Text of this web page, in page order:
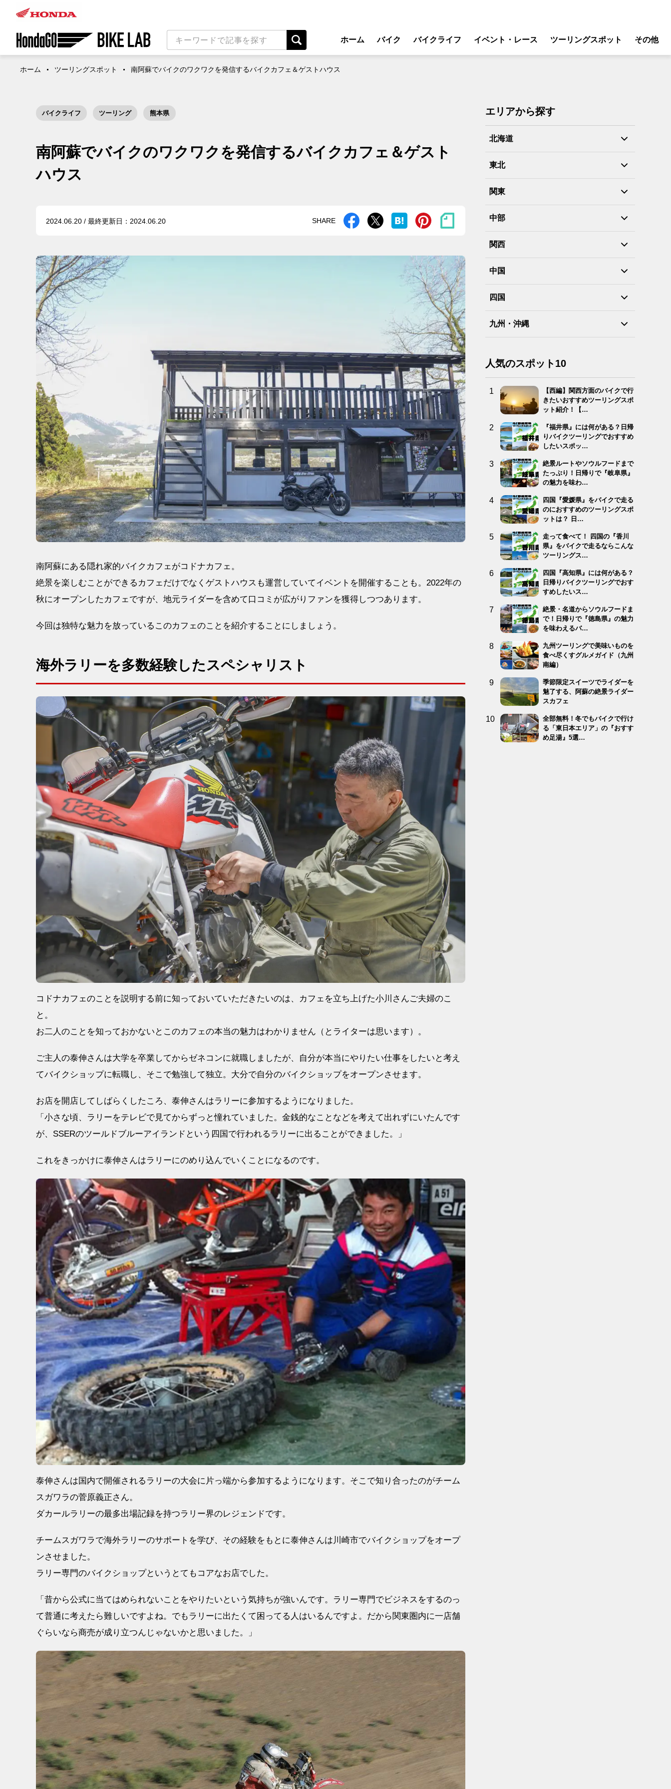
ホーム バイク
ビジネス
バイクライフ
レンタルバイク
イベント・レース ツーリングスポット その他
ホーム ツーリングスポット 南阿蘇でバイクのワクワクを発信するバイクカフェ＆ゲストハウス
バイクライフ ツーリング 熊本県
南阿蘇でバイクのワクワクを発信するバイクカフェ＆ゲスト
ハウス
2024.06.20 / 最終更新日：2024.06.20 SHARE
南阿蘇にある隠れ家的バイクカフェがコドナカフェ。
絶景を楽しむことができるカフェだけでなくゲストハウスも運営していてイベントを開催することも。2022年の
秋にオープンしたカフェですが、地元ライダーを含めて口コミが広がりファンを獲得しつつあります。
今回は独特な魅力を放っているこのカフェのことを紹介することにしましょう。
海外ラリーを多数経験したスペシャリスト
コドナカフェのことを説明する前に知っておいていただきたいのは、カフェを立ち上げた小川さんご夫婦のこ
と。
お二人のことを知っておかないとこのカフェの本当の魅力はわかりません（とライターは思います）。
ご主人の泰伸さんは大学を卒業してからゼネコンに就職しましたが、自分が本当にやりたい仕事をしたいと考え
てバイクショップに転職し、そこで勉強して独立。大分で自分のバイクショップをオープンさせます。
お店を開店してしばらくしたころ、泰伸さんはラリーに参加するようになりました。
「小さな頃、ラリーをテレビで見てからずっと憧れていました。金銭的なことなどを考えて出れずにいたんです
が、SSERのツールドブルーアイランドという四国で行われるラリーに出ることができました。」
これをきっかけに泰伸さんはラリーにのめり込んでいくことになるのです。
泰伸さんは国内で開催されるラリーの大会に片っ端から参加するようになります。そこで知り合ったのがチーム
スガワラの菅原義正さん。
ダカールラリーの最多出場記録を持つラリー界のレジェンドです。
チームスガワラで海外ラリーのサポートを学び、その経験をもとに泰伸さんは川崎市でバイクショップをオープ
ンさせました。
ラリー専門のバイクショップというとてもコアなお店でした。
「昔から公式に当てはめられないことをやりたいという気持ちが強いんです。ラリー専門でビジネスをするのっ
て普通に考えたら難しいですよね。でもラリーに出たくて困ってる人はいるんですよ。だから関東圏内に一店舗
ぐらいなら商売が成り立つんじゃないかと思いました。」
エリアから探す
北海道
東北
関東
中部
関西
中国
四国
九州・沖縄
人気のスポット10
【西編】関西方面のバイクで行
きたいおすすめツーリングスポ
ット紹介！【…
『福井県』には何がある？日帰
りバイクツーリングでおすすめ
したいスポッ…
絶景ルートやソウルフードまで
たっぷり！日帰りで『岐阜県』
の魅力を味わ…
四国『愛媛県』をバイクで走る
のにおすすめのツーリングスポ
ットは？ 日…
走って食べて！ 四国の『香川
県』をバイクで走るならこんな
ツーリングス…
四国『高知県』には何がある？
日帰りバイクツーリングでおす
すめしたいス…
絶景・名道からソウルフードま
で！日帰りで『徳島県』の魅力
を味わえるバ…
九州ツーリングで美味いものを
食べ尽くすグルメガイド（九州
南編）
季節限定スイーツでライダーを
魅了する、阿蘇の絶景ライダー
スカフェ
全部無料！冬でもバイクで行け
る「東日本エリア」の『おすす
め足湯』5選…